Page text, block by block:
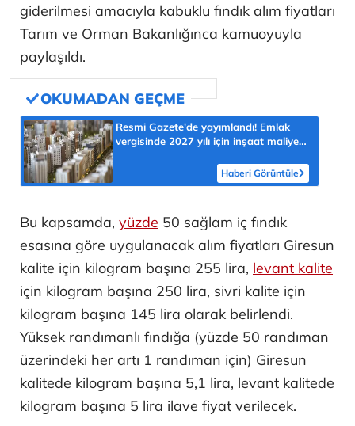
giderilmesi amacıyla kabuklu fındık alım fiyatları
Tarım ve Orman Bakanlığınca kamuoyuyla
paylaşıldı.
Resmi Gazete'de yayımlandı! Emlak
vergisinde 2027 yılı için inşaat maliyet
Haberi Görüntüle
Bu kapsamda, yüzde 50 sağlam iç fındık
esasına göre uygulanacak alım fiyatları Giresun
kalite için kilogram başına 255 lira, levant kalite
için kilogram başına 250 lira, sivri kalite için
kilogram başına 145 lira olarak belirlendi.
Yüksek randımanlı fındığa (yüzde 50 randıman
üzerindeki her artı 1 randıman için) Giresun
kalitede kilogram başına 5,1 lira, levant kalitede
kilogram başına 5 lira ilave fiyat verilecek.